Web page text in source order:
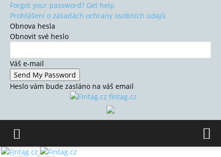
Forgot your password? Get help
Prohlášení o zásadách ochrany osobních údajů
Obnova hesla
Obnovit své heslo
Váš e-mail
Heslo vám bude zasláno na váš email
fintag.cz